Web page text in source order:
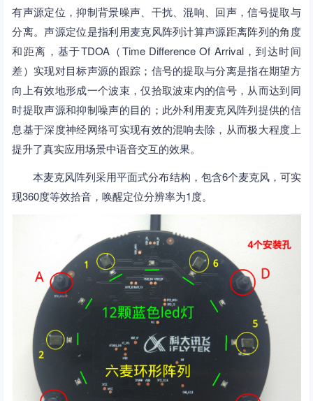
有声源定位，抑制背景噪声、干扰、混响、回声，信号提取与
分离。声源定位是指利用麦克风阵列计算声源距离阵列的角度
和距离，基于TDOA（Time Difference Of Arrival，到达时间
差）实现对目标声源的跟踪；信号的提取与分离是指在期望方
向上有效地形成一个波束，仅拾取波束内的信号，从而达到同
时提取声源和抑制噪声的目的；此外利用麦克风阵列提供的信
息基于深度神经网络可实现有效的混响去除，从而极大程度上
提升了真实应用场景中语音交互的效果。
本麦克风阵列采用平面式分布结构，包含6个麦克风，可实
现360度等效拾音，唤醒定位分辨率为1度。